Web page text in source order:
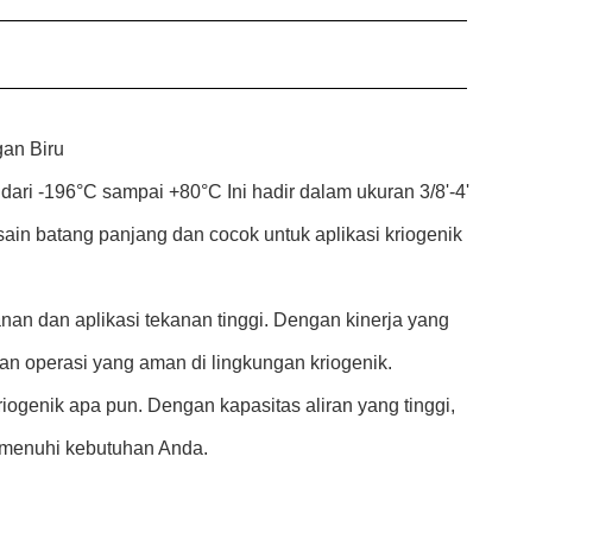
Biru
-196°C sampai +80°C Ini hadir dalam ukuran 3/8'-4'
batang panjang dan cocok untuk aplikasi kriogenik
dan aplikasi tekanan tinggi. Dengan kinerja yang
operasi yang aman di lingkungan kriogenik.
apa pun. Dengan kapasitas aliran yang tinggi,
kebutuhan Anda.